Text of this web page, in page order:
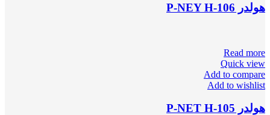
هولدر P-NEY H-106
Read more
Quick view
Add to compare
Add to wishlist
هولدر P-NET H-105